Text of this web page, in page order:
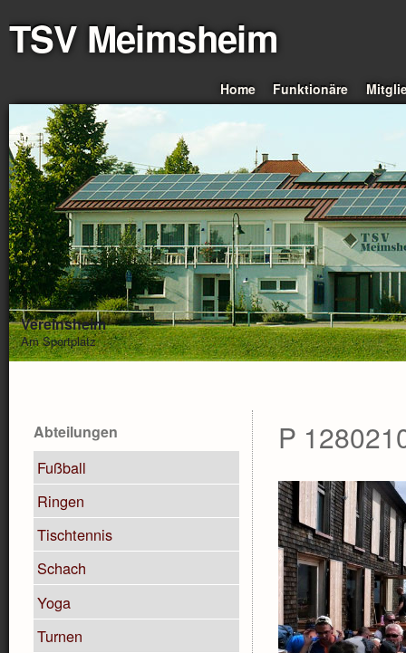
TSV Meimsheim
Home Funktionäre
Vereinsheim
Am Sportplatz
Abteilungen
Fußball
Ringen
Tischtennis
Schach
Yoga
Turnen
P